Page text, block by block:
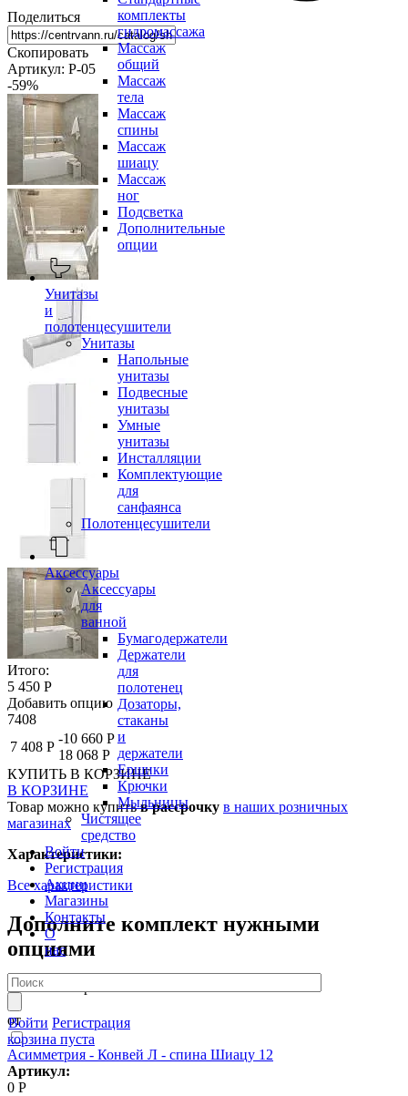
комплекты
гидромассажа
Массаж
общий
Массаж
тела
Массаж
спины
Массаж
шиацу
Массаж
ног
Подсветка
Дополнительные
опции
Унитазы
и
полотенцесушители
Унитазы
Напольные
унитазы
Подвесные
унитазы
Умные
унитазы
Инсталляции
Комплектующие
для
санфаянса
Полотенцесушители
Аксессуары
Аксессуары
для
ванной
Бумагодержатели
Держатели
для
полотенец
Дозаторы,
стаканы
и
держатели
Ершики
Крючки
Мыльницы
Чистящее
средство
Войти
Регистрация
Акции
Магазины
Контакты
О
нас
Войти Регистрация
корзина пуста
Поделиться
Скопировать
Артикул: P-05
-59%
Итого:
5 450 Р
Добавить опцию
7408
7 408 Р
-10 660 Р
18 068 Р
КУПИТЬ В КОРЗИНЕ
В КОРЗИНЕ
Товар можно купитьв рассрочку в наших розничных
магазинах
Характеристики:
Все характеристики
Дополните комплект нужными
опциями
7 408 Р
от
Асимметрия - Конвей Л - спина Шиацу 12
Артикул:
0 Р